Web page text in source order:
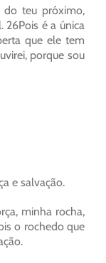
teu próximo,
é a única
que ele tem
porque sou
e salvação.
minha rocha,
o rochedo que